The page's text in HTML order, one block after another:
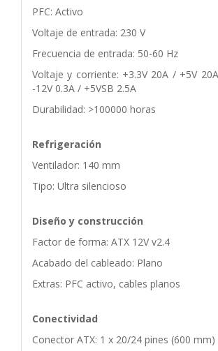
PFC: Activo
Voltaje de entrada: 230 V
Frecuencia de entrada: 50-60 Hz
Voltaje y corriente: +3.3V 20A / +5V
-12V 0.3A / +5VSB 2.5A
Durabilidad: >100000 horas
Refrigeración
Ventilador: 140 mm
Tipo: Ultra silencioso
Diseño y construcción
Factor de forma: ATX 12V v2.4
Acabado del cableado: Plano
Extras: PFC activo, cables planos
Conectividad
Conector ATX: 1 x 20/24 pines (600 mm)